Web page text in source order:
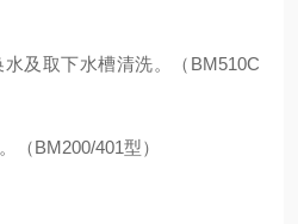
及取下水槽清洗。（BM510C
（BM200/401型）